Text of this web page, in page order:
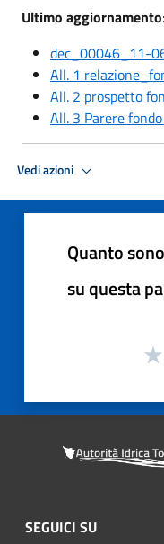
Ultimo aggiornamento
dec_00046_11-
All. 1
All. 2 prospetto
All. 3 Parere
Vedi azioni
Quanto
su questa
SEGUICI SU